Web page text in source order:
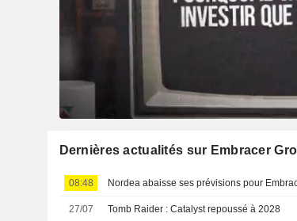
Dernières actualités sur Embracer
08:48 Nordea abaisse ses prévisions pour
27/07 Tomb Raider : Catalyst repoussé à 2028